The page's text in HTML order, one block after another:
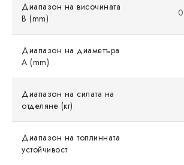
Диапазон на височината
B (mm)
Диапазон на диаметъра
A (mm)
Диапазон на силата на
отделяне (кг)
Диапазон на топлинната
устойчивост